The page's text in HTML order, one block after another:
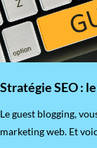
Stratégie SEO :
​Le guest blogging,
marketing web. Et